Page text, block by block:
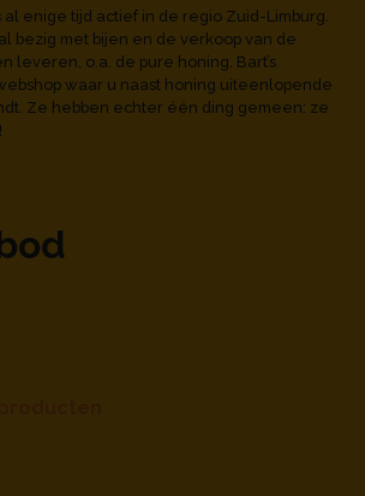
al enige tijd actief in de regio Zuid-Limburg.
bezig met bijen en de verkoop van de
leveren, o.a. de pure honing. Bart’s
waar u naast honing uiteenlopende
Ze hebben echter één ding gemeen: ze